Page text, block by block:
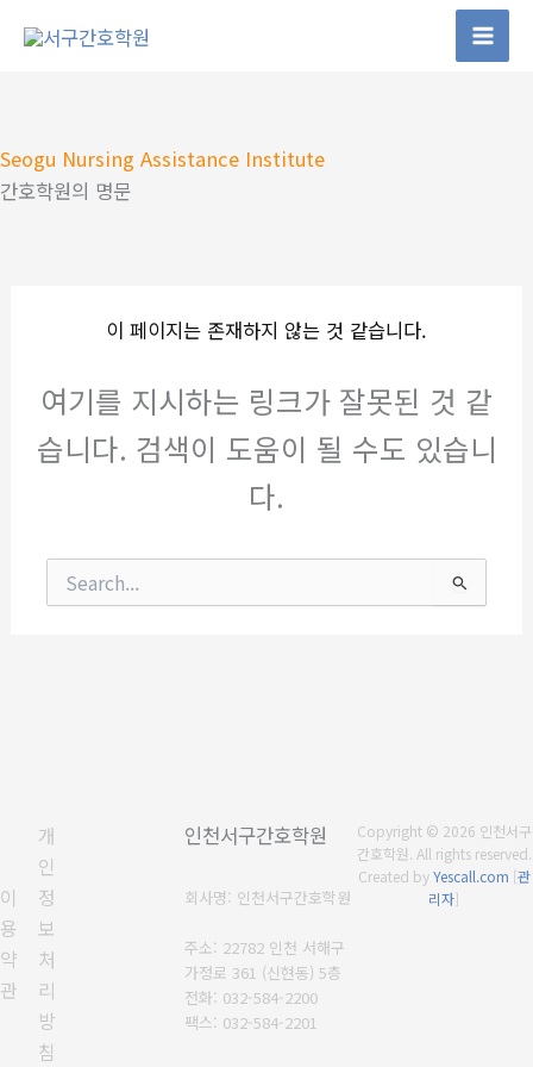
너
뛰
Seogu Nursing Assistance Institute
간호학원의 명문
이 페이지는 존재하지 않는 것 같습니다.
여기를 지시하는 링크가 잘못된 것 같
습니다. 검색이 도움이 될 수도 있습니
다.
이
용
약
관
개
인
정
보
처
리
방
침
인천서구간호학원
회사명: 인천서구간호학원
주소: 22782 인천 서해구
가정로 361 (신현동) 5층
전화: 032-584-2200
팩스: 032-584-2201
Copyright © 2026 인천서구
간호학원. All rights reserved.
Created byYescall.com [관
리자]